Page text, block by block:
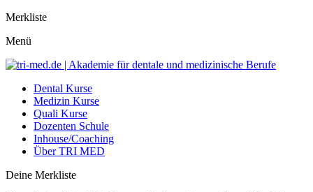
Merkliste
Menü
Dental Kurse
Medizin Kurse
Quali Kurse
Dozenten Schule
Inhouse/Coaching
Über TRI MED
Deine Merkliste